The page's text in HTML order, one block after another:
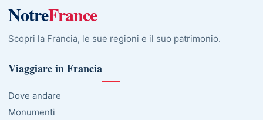
NotreFrance
Scopri la Francia, le sue regioni e il suo patrimonio.
Viaggiare in Francia
Dove andare
Monumenti